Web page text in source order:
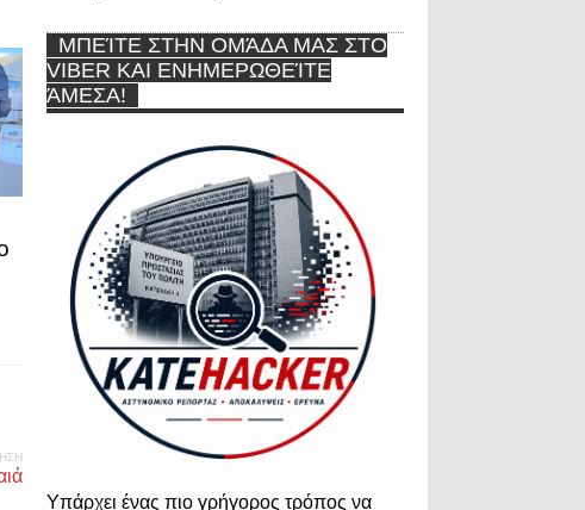
ΜΠΕΊΤΕ ΣΤΗΝ ΟΜΆΔΑ ΜΑΣ ΣΤΟ
VIBER ΚΑΙ ΕΝΗΜΕΡΩΘΕΊΤΕ
ΆΜΕΣΑ!
Υπάρχει ένας πιο γρήγορος τρόπος να